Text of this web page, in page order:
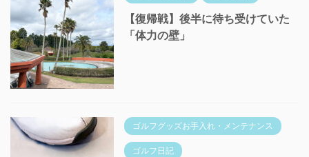
【復帰戦】後半に待ち受けていた
「体力の壁」
ゴルフグッズお手入れ・メンテナンス
ゴルフ日記